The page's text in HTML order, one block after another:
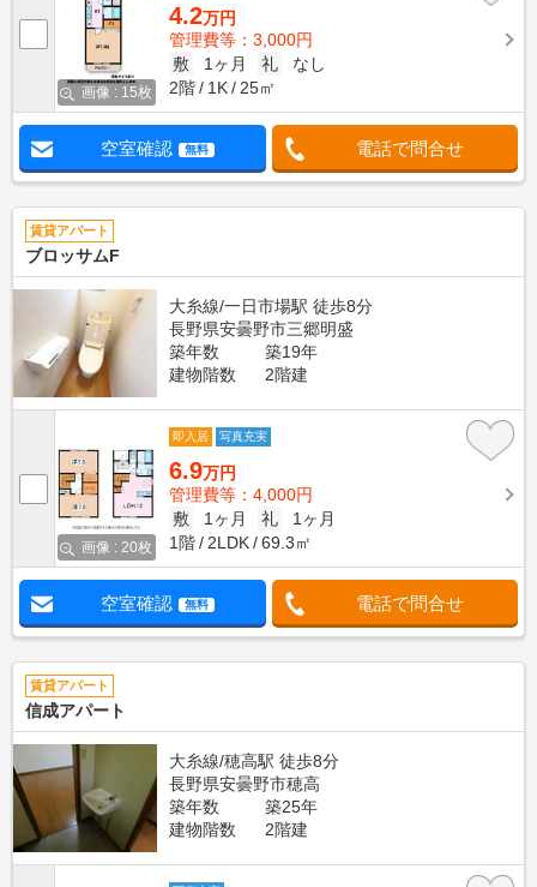
画像 : 15枚
4.2万円
管理費等：3,000円
敷
1ヶ月 礼
なし
2階
1K 25㎡
空室確認 無料 電話で問合せ
賃貸アパート
ブロッサムF
大糸線/一日市場駅 徒歩8分
長野県安曇野市三郷明盛
築年数
築19年
建物階数
2階建
画像 : 20枚
即入居 写真充実
6.9万円
管理費等：4,000円
敷
1ヶ月 礼
1ヶ月
1階
2LDK 69.3㎡
空室確認 無料 電話で問合せ
賃貸アパート
信成アパート
大糸線/穂高駅 徒歩8分
長野県安曇野市穂高
築年数
築25年
建物階数
2階建